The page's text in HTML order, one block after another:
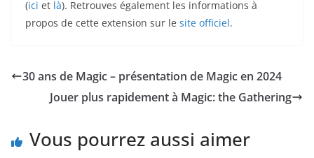
(ici et là). Retrouves également les informations à
propos de cette extension sur le site officiel.
30 ans de Magic – présentation de Magic en 2024
Jouer plus rapidement à Magic: the Gathering
Vous pourrez aussi aimer